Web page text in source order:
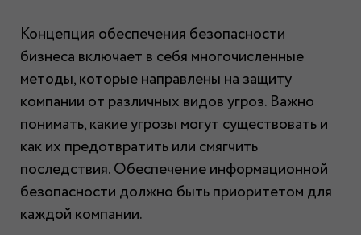
Концепция обеспечения безопасности
бизнеса включает в себя многочисленные
методы, которые направлены на защиту
компании от различных видов угроз. Важно
понимать, какие угрозы могут существовать и
как их предотвратить или смягчить
последствия. Обеспечение информационной
безопасности должно быть приоритетом для
каждой компании.